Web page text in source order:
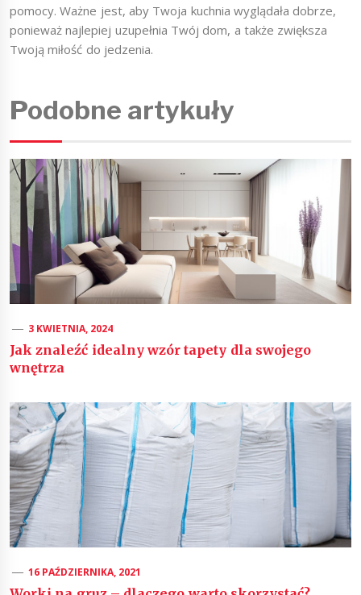
pomocy. Ważne jest, aby Twoja kuchnia wyglądała dobrze,
ponieważ najlepiej uzupełnia Twój dom, a także zwiększa
Twoją miłość do jedzenia.
Podobne artykuły
3 KWIETNIA, 2024
Jak znaleźć idealny wzór tapety dla swojego
wnętrza
16 PAŹDZIERNIKA, 2021